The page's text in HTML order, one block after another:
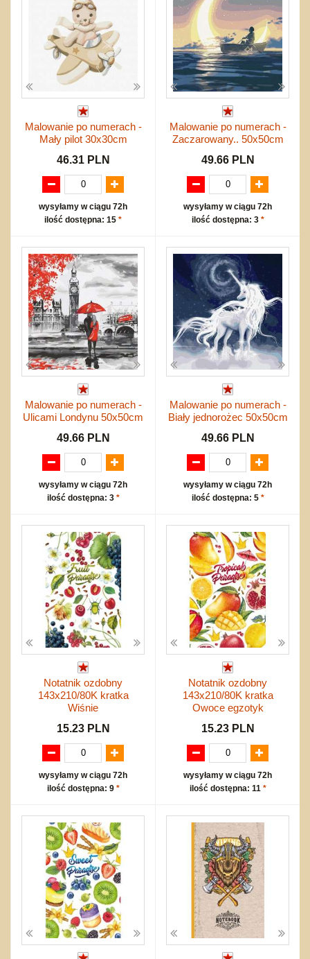
Malowanie po numerach -
Mały pilot 30x30cm
46.31 PLN
wysyłamy w ciągu 72h
ilość dostępna: 15 *
Malowanie po numerach -
Zaczarowany.. 50x50cm
49.66 PLN
wysyłamy w ciągu 72h
ilość dostępna: 3 *
Malowanie po numerach -
Ulicami Londynu 50x50cm
49.66 PLN
wysyłamy w ciągu 72h
ilość dostępna: 3 *
Malowanie po numerach -
Biały jednorożec 50x50cm
49.66 PLN
wysyłamy w ciągu 72h
ilość dostępna: 5 *
Notatnik ozdobny
143x210/80K kratka
Wiśnie
15.23 PLN
wysyłamy w ciągu 72h
ilość dostępna: 9 *
Notatnik ozdobny
143x210/80K kratka
Owoce egzotyk
15.23 PLN
wysyłamy w ciągu 72h
ilość dostępna: 11 *